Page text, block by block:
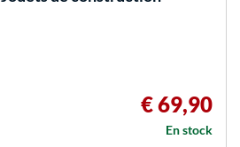
€ 69,90
En stock